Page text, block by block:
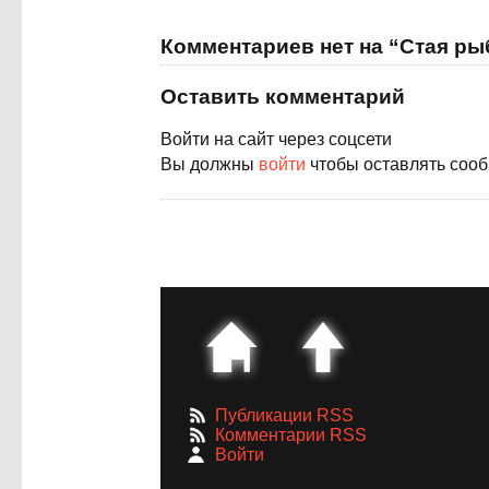
Комментариев нет на “Стая
Оставить комментарий
Войти на сайт через соцсети
Вы должны войти чтобы оставлять
Публикации RSS
Комментарии RSS
Войти